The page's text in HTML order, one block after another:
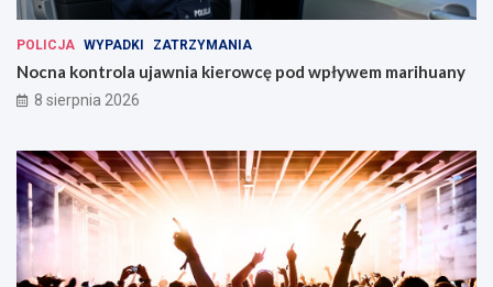
POLICJA WYPADKI ZATRZYMANIA
Nocna kontrola ujawnia kierowcę pod wpływem marihuany
8 sierpnia 2026